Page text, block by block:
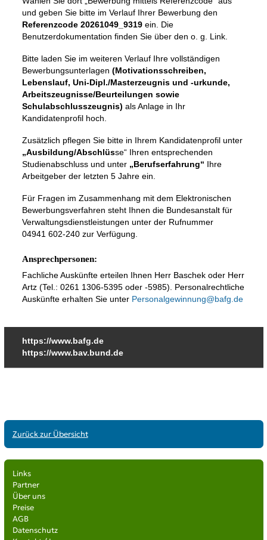
Zurück zur Übersicht
Links
Partner
Über uns
Preise
AGB
Datenschutz